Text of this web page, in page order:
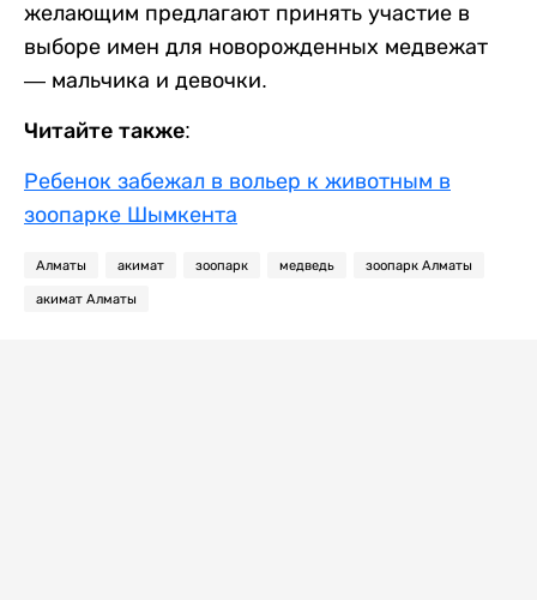
желающим предлагают принять участие в
выборе имен для новорожденных медвежат
— мальчика и девочки.
Читайте также:
Ребенок забежал в вольер к животным в
зоопарке Шымкента
Алматы акимат зоопарк медведь зоопарк Алматы
акимат Алматы